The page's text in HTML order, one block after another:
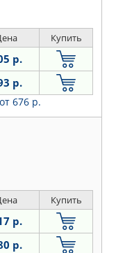
Купить
р.
р.
от 676 р.
Купить
р.
р.